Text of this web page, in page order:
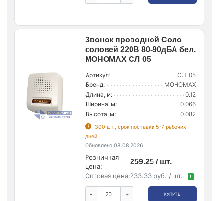
Звонок проводной Соло
соловей 220В 80-90дБА бел.
МОНОМАХ СЛ-05
Артикул:
СЛ-05
Бренд:
МОНОМАХ
Длина, м:
0.12
Ширина, м:
0.066
Высота, м:
0.082
300 шт., срок поставки 5-7 рабочих
дней
Обновлено 08.08.2026
Розничная
цена:
259.25 / шт.
Оптовая цена:233.33 руб. / шт. !
- + КУПИТЬ